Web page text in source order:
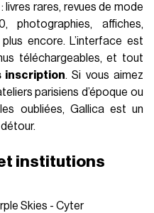
: livres rares, revues de mode
photographies, affiches,
encore. L’interface est
téléchargeables, et tout
inscription. Si vous aimez
parisiens d’époque ou
oubliées, Gallica est un
institutions
Skies - Cyter